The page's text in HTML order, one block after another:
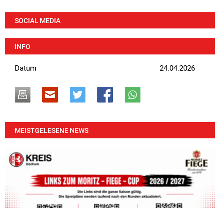
SOCIAL MEDIA
INFO
Datum 24.04.2026
MEISTGELESENE NEWS